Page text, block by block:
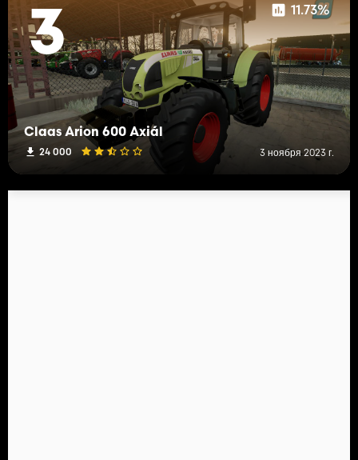
3 11.73%
Claas Arion 600 Axiál
24 000 3 ноября 2023 г.